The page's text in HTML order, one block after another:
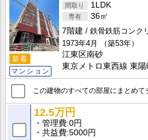
新着
マンション
1LDK
36㎡
7階建
鉄骨鉄筋コンク
1973年4月
（築53年）
江東区南砂
東京メトロ東西線 東
この建物のすべての部屋にまとめて
12.5万円
管理費 0円
共益費 5000円